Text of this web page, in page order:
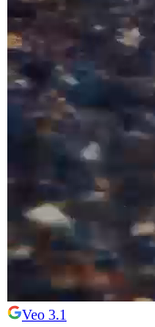
Veo 3.1